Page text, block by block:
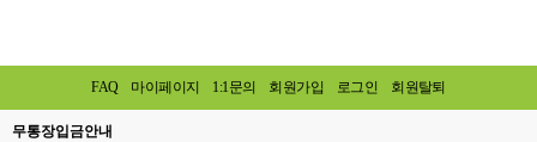
FAQ 마이페이지 1:1문의 회원가입 로그인 회원탈퇴
무통장입금안내